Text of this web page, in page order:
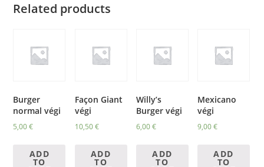
Related products
Burger
normal végi
5,00€
ADD
TO
Façon Giant
végi
10,50€
ADD
TO
Willy’s
Burger végi
6,00€
ADD
TO
Mexicano
végi
9,00€
ADD
TO